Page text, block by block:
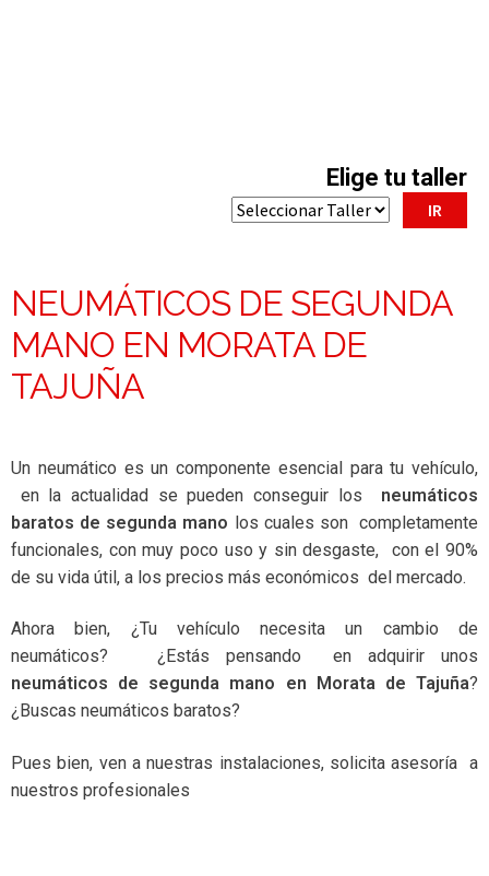
Elige tu taller
NEUMÁTICOS DE SEGUNDA
MANO EN MORATA DE
TAJUÑA
Un neumático es un componente esencial para tu vehículo,
en la actualidad se pueden conseguir los neumáticos
baratos de segunda mano los cuales son completamente
funcionales, con muy poco uso y sin desgaste, con el 90%
de su vida útil, a los precios más económicos del mercado.
Ahora bien, ¿Tu vehículo necesita un cambio de
neumáticos? ¿Estás pensando en adquirir unos
neumáticos de segunda mano
en Morata de Tajuña?
¿Buscas neumáticos baratos?
Pues bien, ven a nuestras instalaciones, solicita asesoría a
nuestros profesionales